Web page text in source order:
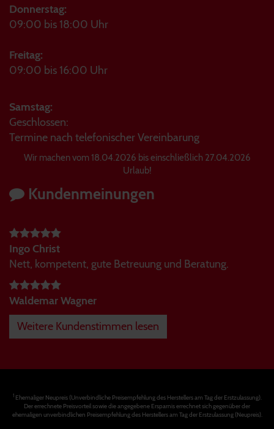
Donnerstag:
09:00 bis 18:00 Uhr
Freitag:
09:00 bis 16:00 Uhr
Samstag:
Geschlossen:
Termine nach telefonischer Vereinbarung
Wir machen vom 18.04.2026 bis einschließlich 27.04.2026
Urlaub!
Kundenmeinungen
Ingo Christ
Nett, kompetent, gute Betreuung und Beratung.
Waldemar Wagner
Weitere Kundenstimmen lesen
1Ehemaliger Neupreis (Unverbindliche Preisempfehlung des Herstellers am Tag der Erstzulassung).
Der errechnete Preisvorteil sowie die angegebene Ersparnis errechnet sich gegenüber der
ehemaligen unverbindlichen Preisempfehlung des Herstellers am Tag der Erstzulassung (Neupreis).